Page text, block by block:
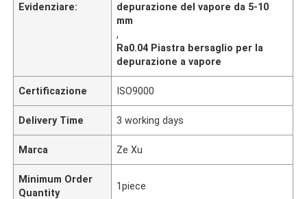
Evidenziare:
depurazione del vapore da 5-10
mm
,
Ra0.04 Piastra bersaglio per la
depurazione a vapore
Certificazione ISO9000
Delivery Time 3 working days
Marca Ze Xu
Minimum Order
Quantity
1piece